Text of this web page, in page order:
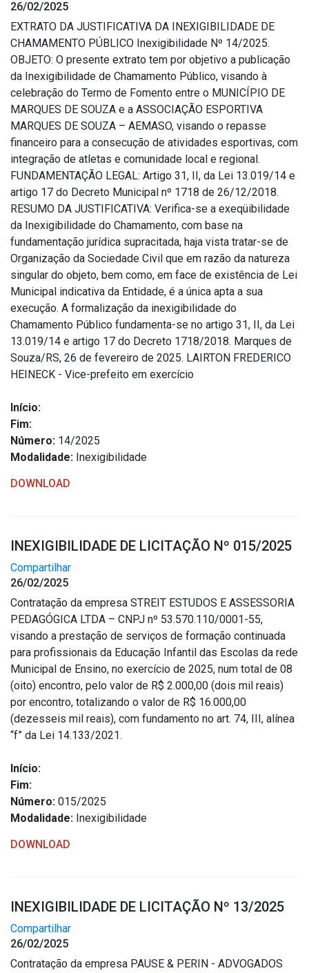
26/02/2025
EXTRATO DA JUSTIFICATIVA DA INEXIGIBILIDADE DE
CHAMAMENTO PÚBLICO Inexigibilidade Nº 14/2025.
OBJETO: O presente extrato tem por objetivo a publicação
da Inexigibilidade de Chamamento Público, visando à
celebração do Termo de Fomento entre o MUNICÍPIO DE
MARQUES DE SOUZA e a ASSOCIAÇÃO ESPORTIVA
MARQUES DE SOUZA – AEMASO, visando o repasse
financeiro para a consecução de atividades esportivas, com
integração de atletas e comunidade local e regional.
FUNDAMENTAÇÃO LEGAL: Artigo 31, II, da Lei 13.019/14 e
artigo 17 do Decreto Municipal nº 1718 de 26/12/2018.
RESUMO DA JUSTIFICATIVA: Verifica-se a exeqüibilidade
da Inexigibilidade do Chamamento, com base na
fundamentação jurídica supracitada, haja vista tratar-se de
Organização da Sociedade Civil que em razão da natureza
singular do objeto, bem como, em face de existência de Lei
Municipal indicativa da Entidade, é a única apta a sua
execução. A formalização da inexigibilidade do
Chamamento Público fundamenta-se no artigo 31, II, da Lei
13.019/14 e artigo 17 do Decreto 1718/2018. Marques de
Souza/RS, 26 de fevereiro de 2025. LAIRTON FREDERICO
HEINECK - Vice-prefeito em exercício
Início:
Fim:
Número: 14/2025
Modalidade: Inexigibilidade
DOWNLOAD
INEXIGIBILIDADE DE LICITAÇÃO Nº 015/2025
Compartilhar
26/02/2025
Contratação da empresa STREIT ESTUDOS E ASSESSORIA
PEDAGÓGICA LTDA – CNPJ nº 53.570.110/0001-55,
visando a prestação de serviços de formação continuada
para profissionais da Educação Infantil das Escolas da rede
Municipal de Ensino, no exercício de 2025, num total de 08
(oito) encontro, pelo valor de R$ 2.000,00 (dois mil reais)
por encontro, totalizando o valor de R$ 16.000,00
(dezesseis mil reais), com fundamento no art. 74, III, alínea
“f” da Lei 14.133/2021.
Início:
Fim:
Número: 015/2025
Modalidade: Inexigibilidade
DOWNLOAD
INEXIGIBILIDADE DE LICITAÇÃO Nº 13/2025
Compartilhar
26/02/2025
Contratação da empresa PAUSE & PERIN - ADVOGADOS